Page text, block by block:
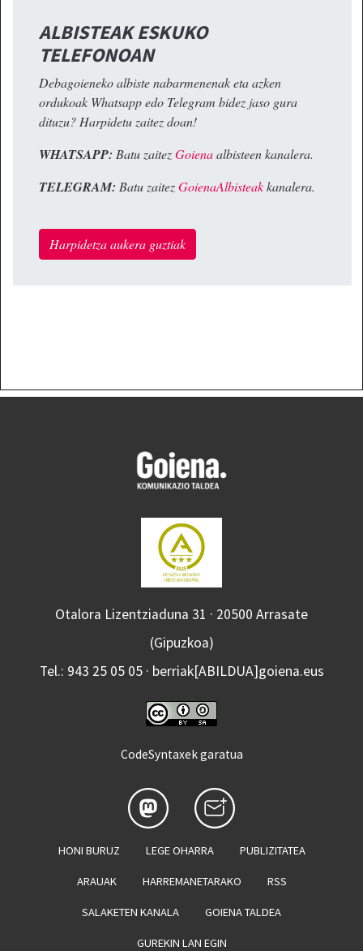
ALBISTEAK ESKUKO
TELEFONOAN
Debagoieneko albiste nabarmenenak eta azken
ordukoak Whatsapp edo Telegram bidez jaso gura
dituzu? Harpidetu zaitez doan!
WHATSAPP: Batu zaitezGoienaalbisteen kanalera.
TELEGRAM: Batu zaitezGoienaAlbisteakkanalera.
Harpidetza aukera guztiak
Otalora Lizentziaduna 31 · 20500 Arrasate
(Gipuzkoa)
Tel.: 943 25 05 05 · berriak[ABILDUA]goiena.eus
CodeSyntaxek garatua
HONI BURUZ LEGE OHARRA PUBLIZITATEA
ARAUAK HARREMANETARAKO RSS
SALAKETEN KANALA GOIENA TALDEA
GUREKIN LAN EGIN